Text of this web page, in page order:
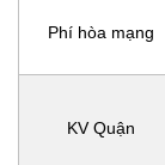
Phí hòa mạng
KV Quận